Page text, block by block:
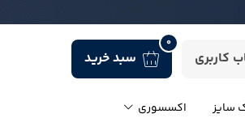
کاربری سبد خرید
0
سایز اکسسوری